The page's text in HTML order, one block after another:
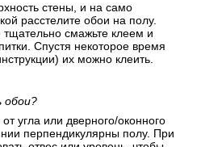
стены, и на само
расстелите обои на полу.
смажьте клеем и
Спустя некоторое время
их можно клеить.
обои?
угла или дверного/оконного
перпендикулярны полу. При